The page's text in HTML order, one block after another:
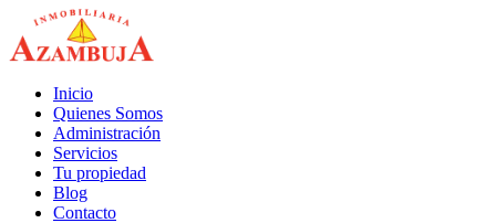
Inicio
Quienes Somos
Administración
Servicios
Tu propiedad
Blog
Contacto